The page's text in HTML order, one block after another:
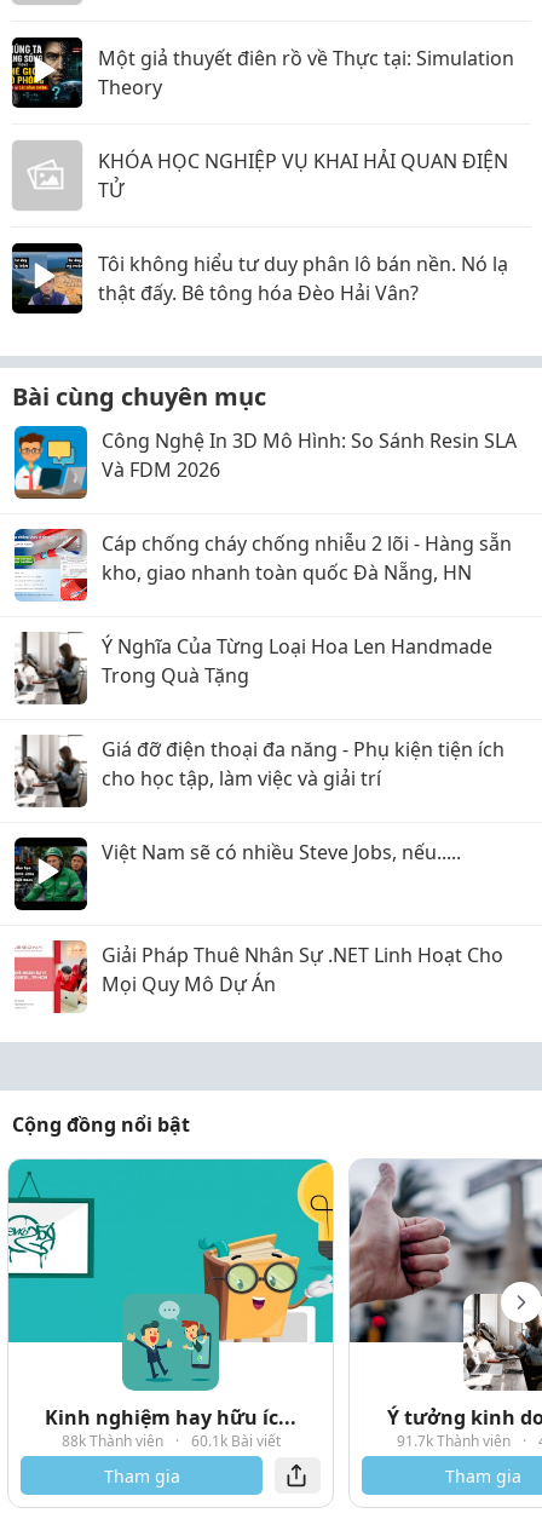
Một giả thuyết điên rồ về Thực tại: Simulation
Theory
KHÓA HỌC NGHIỆP VỤ KHAI HẢI QUAN ĐIỆN
TỬ
Tôi không hiểu tư duy phân lô bán nền. Nó lạ
thật đấy. Bê tông hóa Đèo Hải Vân?
Bài cùng chuyên mục
Công Nghệ In 3D Mô Hình: So Sánh Resin SLA
Và FDM 2026
Cáp chống cháy chống nhiễu 2 lõi - Hàng sẵn
kho, giao nhanh toàn quốc Đà Nẵng, HN
Ý Nghĩa Của Từng Loại Hoa Len Handmade
Trong Quà Tặng
Giá đỡ điện thoại đa năng - Phụ kiện tiện ích
cho học tập, làm việc và giải trí
Việt Nam sẽ có nhiều Steve Jobs, nếu.....
Giải Pháp Thuê Nhân Sự .NET Linh Hoạt Cho
Mọi Quy Mô Dự Án
Cộng đồng nổi bật
Kinh nghiệm hay hữu íc...
88k Thành viên · 60.1k Bài viết
Tham gia
Ý tưởng kinh
91.7k Thành viên ·
Tham gia